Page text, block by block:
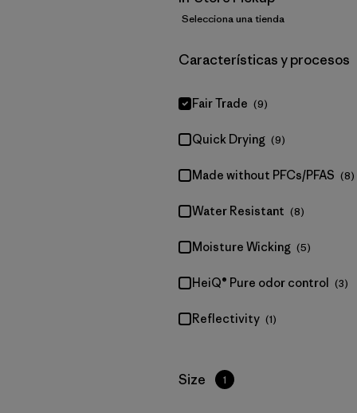
Selecciona una tienda
Filtrar por
Características y procesos
Fair Trade (9)
Quick Drying (9)
Made without PFCs/PFAS (8)
Water Resistant (8)
Moisture Wicking (5)
HeiQ® Pure odor control (3)
Reflectivity (1)
Filtrar por
Size 1